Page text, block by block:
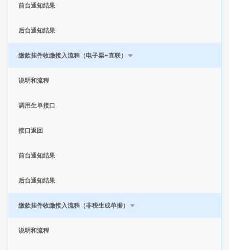
前台通知结果
后台通知结果
缴款挂件收缴接入流程（电子票+直联）
说明和流程
调用生单接口
接口返回
前台通知结果
后台通知结果
缴款挂件收缴接入流程（非税生成单据）
说明和流程